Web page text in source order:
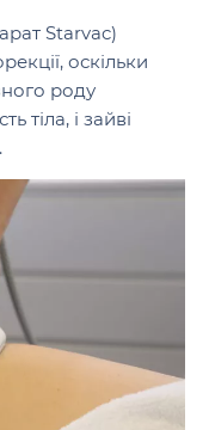
Starvac)
оскільки
роду
тіла, і зайві